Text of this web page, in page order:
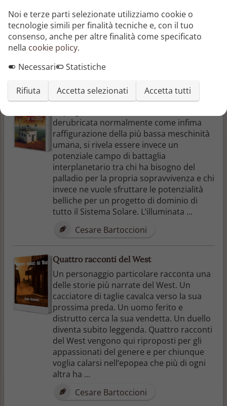
contemporanea; riflessione sociale,
economica, politica, religiosa, culturale
sull'Europa di oggi, soprattutto su come...
Cesare Bartoccioni
self publishing
Neverdì ore 25
derubricata normalmente come infima
raffigurazione della più bassa meschinità
umana, si rivela essere invece un
potenziale campo di battaglia
interplanetario tra chi ha bisogno del
palladio per la propria sopravvivenza e chi
invece ne vuole sfruttare le potenzialità
belliche per un progetto di dominio di
tutto il Sistema Solare. L’illuminata ...
Cesare Bartoccioni
Quattro racconti del West
Un personaggio particolare racconta una
delle storie più narrate del West. Un
cacciatore di taglie cavalca verso la sua
prossima preda. Un uomo ferito e
distrutto cerca la sua vendetta. Un duello
diventa subito leggenda. Quattro racconti
del West vengono qui riproposti per gli
appassionati del genere e per chiunque
voglia calarsi nell’epopea che più di ogni
altra ha ...
Cesare Bartoccioni
Noi e terze parti selezionate utilizziamo cookie o
tecnologie simili per finalità tecniche e, con il tuo
consenso, anche per altre finalità come specificato
nella cookie policy.
Necessari
Statistiche
Rifiuta Accetta selezionati Accetta tutti